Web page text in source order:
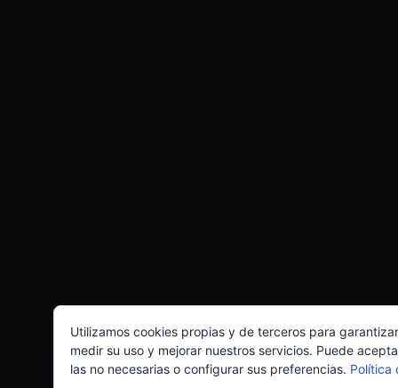
Utilizamos cookies propias y de terceros para
medir su uso y mejorar nuestros servicios. Puede
las no necesarias o configurar sus preferencias. Política